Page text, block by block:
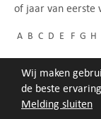
Melding sluiten
Wij maken
de beste
of jaar van eerste
A B C D E F G H